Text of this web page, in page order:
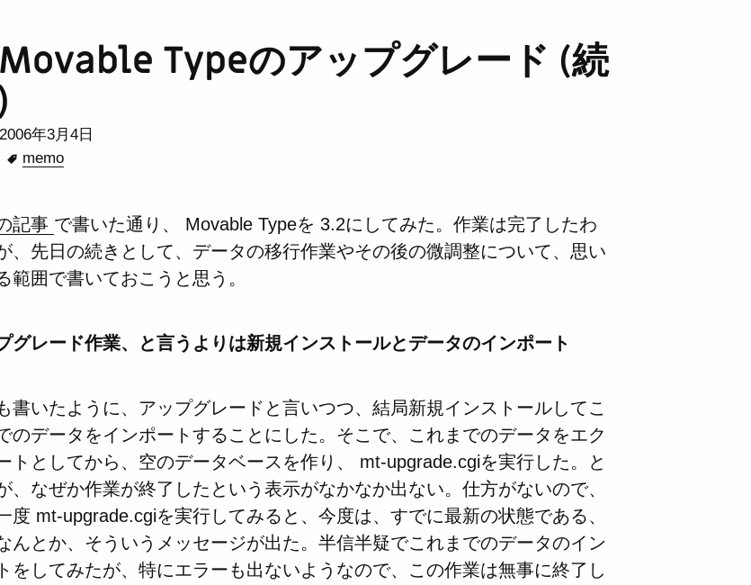
Movable Typeのアップグレード (続
2006年3月4日
memo
記事 で書いた通り、 Movable Typeを 3.2にしてみた。作業は完了したわ
、先日の続きとして、データの移行作業やその後の微調整について、思い
範囲で書いておこうと思う。
グレード作業、と言うよりは新規インストールとデータのインポート
書いたように、アップグレードと言いつつ、結局新規インストールしてこ
のデータをインポートすることにした。そこで、これまでのデータをエク
トとしてから、空のデータベースを作り、 mt-upgrade.cgiを実行した。と
、なぜか作業が終了したという表示がなかなか出ない。仕方がないので、
度 mt-upgrade.cgiを実行してみると、今度は、すでに最新の状態である、
んとか、そういうメッセージが出た。半信半疑でこれまでのデータのイン
をしてみたが、特にエラーも出ないようなので、この作業は無事に終了し